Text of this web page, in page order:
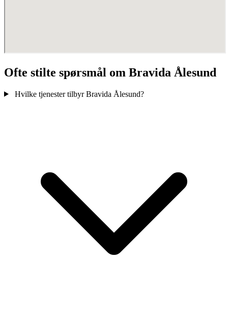
Ofte stilte spørsmål om Bravida Ålesund
Hvilke tjenester tilbyr Bravida Ålesund?